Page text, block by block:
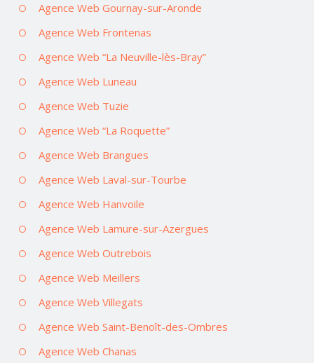
Agence Web Gournay-sur-Aronde
Agence Web Frontenas
Agence Web “La Neuville-lès-Bray”
Agence Web Luneau
Agence Web Tuzie
Agence Web “La Roquette”
Agence Web Brangues
Agence Web Laval-sur-Tourbe
Agence Web Hanvoile
Agence Web Lamure-sur-Azergues
Agence Web Outrebois
Agence Web Meillers
Agence Web Villegats
Agence Web Saint-Benoît-des-Ombres
Agence Web Chanas